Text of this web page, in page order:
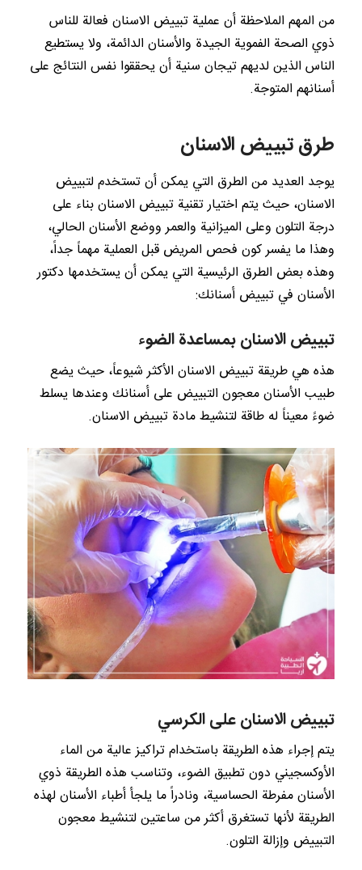
من المهم الملاحظة أن عملية تبييض الاسنان فعالة للناس
ذوي الصحة الفموية الجيدة والأسنان الدائمة، ولا يستطيع
الناس الذين لديهم تيجان سنية أن يحققوا نفس النتائج على
أسنانهم المتوجة.
طرق تبييض الاسنان
يوجد العديد من الطرق التي يمكن أن تستخدم لتبييض
الاسنان، حيث يتم اختيار تقنية تبييض الاسنان بناء على
درجة التلون وعلى الميزانية والعمر ووضع الأسنان الحالي،
وهذا ما يفسر كون فحص المريض قبل العملية مهماً جداً،
وهذه بعض الطرق الرئيسية التي يمكن أن يستخدمها دكتور
الأسنان في تبييض أسنانك:
تبييض الاسنان بمساعدة الضوء
هذه هي طريقة تبييض الاسنان الأكثر شيوعاً، حيث يضع
طبيب الأسنان معجون التبييض على أسنانك وعندها يسلط
ضوءً معيناً له طاقة لتنشيط مادة تبييض الاسنان.
تبييض الاسنان على الكرسي
يتم إجراء هذه الطريقة باستخدام تراكيز عالية من الماء
الأوكسجيني دون تطبيق الضوء، وتناسب هذه الطريقة ذوي
الأسنان مفرطة الحساسية، ونادراً ما يلجأ أطباء الأسنان لهذه
الطريقة لأنها تستغرق أكثر من ساعتين لتنشيط معجون
التبييض وإزالة التلون.